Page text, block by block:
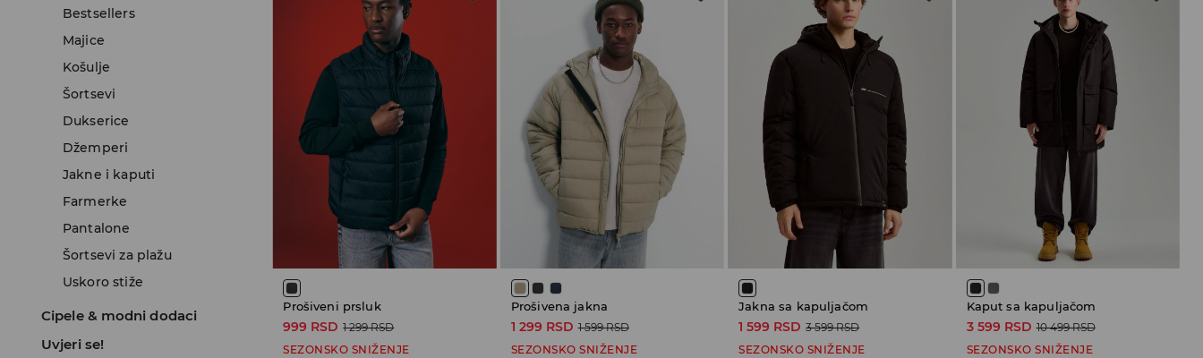
Bestsellers
Majice
Košulje
Šortsevi
Dukserice
Džemperi
Jakne i kaputi
Farmerke
Pantalone
Šortsevi za plažu
Uskoro stiže
Cipele & modni dodaci
Uvjeri se!
Prošiveni prsluk
999 RSD 1 299 RSD
SEZONSKO SNIŽENJE
Prošivena jakna
1 299 RSD 1 599 RSD
SEZONSKO SNIŽENJE
Jakna sa kapuljačom
1 599 RSD 3 599 RSD
SEZONSKO SNIŽENJE
Kaput sa kapuljačom
3 599 RSD 10 499 RSD
SEZONSKO SNIŽENJE